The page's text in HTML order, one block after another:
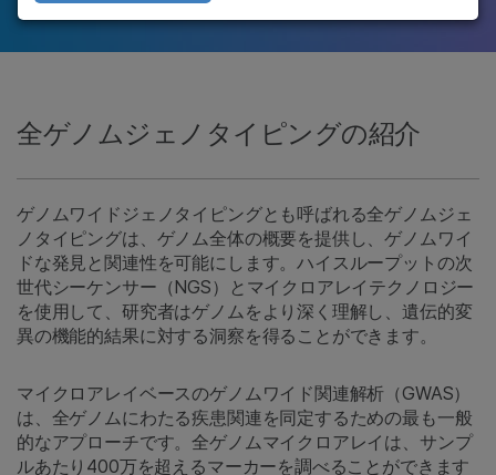
全ゲノムジェノタイピングの紹介
ゲノムワイドジェノタイピングとも呼ばれる全ゲノムジェ
ノタイピングは、ゲノム全体の概要を提供し、ゲノムワイ
ドな発見と関連性を可能にします。ハイスループットの次
世代シーケンサー（NGS）とマイクロアレイテクノロジー
を使用して、研究者はゲノムをより深く理解し、遺伝的変
異の機能的結果に対する洞察を得ることができます。
マイクロアレイベースのゲノムワイド関連解析（GWAS）
は、全ゲノムにわたる疾患関連を同定するための最も一般
的なアプローチです。全ゲノムマイクロアレイは、サンプ
ルあたり400万を超えるマーカーを調べることができます